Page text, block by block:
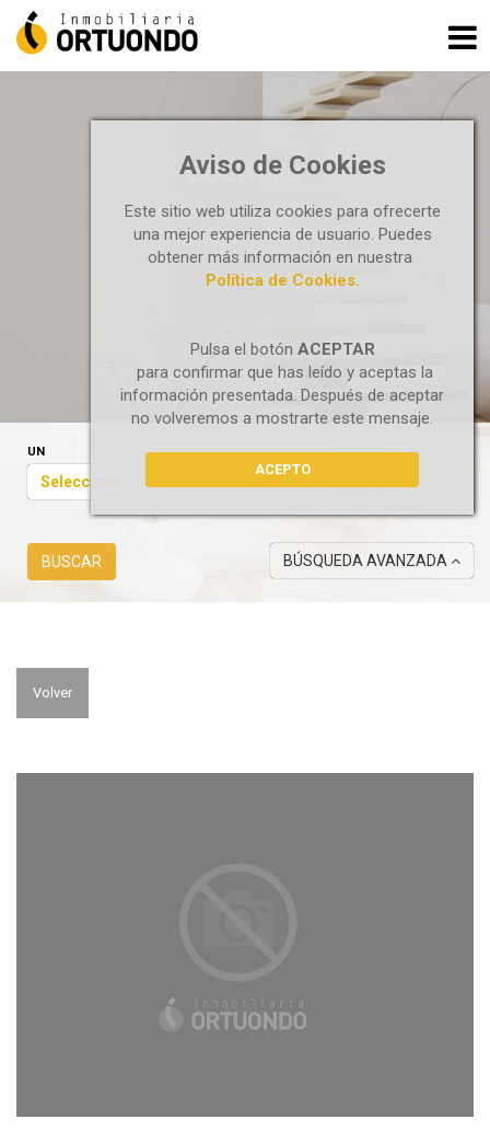
Aviso de Cookies
Este sitio web utiliza cookies para ofrecerte
una mejor experiencia de usuario. Puedes
obtener más información en nuestra
Política de Cookies.
Pulsa el botón ACEPTAR
para confirmar que has leído y aceptas la
información presentada. Después de aceptar
no volveremos a mostrarte este mensaje.
ACEPTO
LOCALES
UN
Seleccione...
BUSCAR BÚSQUEDA AVANZADA
Volver